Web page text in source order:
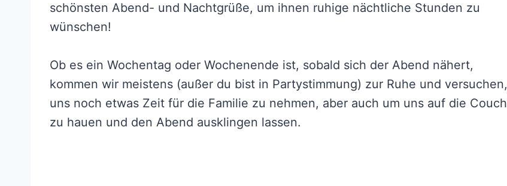
schönsten Abend- und Nachtgrüße, um ihnen ruhige nächtliche Stunden zu
wünschen!
Ob es ein Wochentag oder Wochenende ist, sobald sich der Abend nähert,
kommen wir meistens (außer du bist in Partystimmung) zur Ruhe und versuchen,
uns noch etwas Zeit für die Familie zu nehmen, aber auch um uns auf die Couch
zu hauen und den Abend ausklingen lassen.